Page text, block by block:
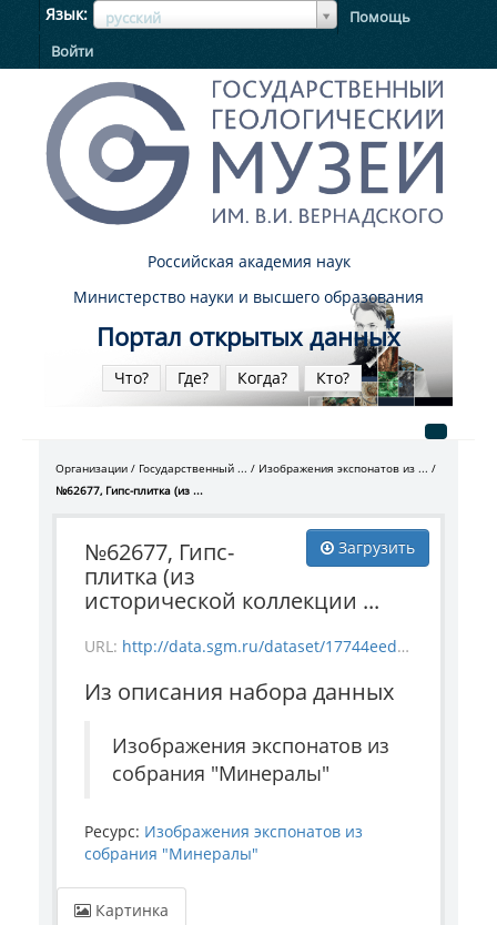
Язык русский
ЯзыкЯзык
Помощь
Войти
Российская академия наук
Министерство науки и высшего образования
Портал открытых данных
Что? Где? Когда? Кто?
Организации Государственный ...
Изображения экспонатов из ...
№62677, Гипс-плитка (из ...
Загрузить
№62677, Гипс-
плитка (из
исторической коллекции ...
URL: http://data.sgm.ru/dataset/17744eed-27fa-4a9a-bc72-4e657fa570af/resource/4bb2f9f1-20cd-481f-8f97-4952bf381aa6/download/1-4288-62677.jpg
Из описания набора данных
Изображения экспонатов из
собрания "Минералы"
Ресурс: Изображения экспонатов из
собрания "Минералы"
Картинка